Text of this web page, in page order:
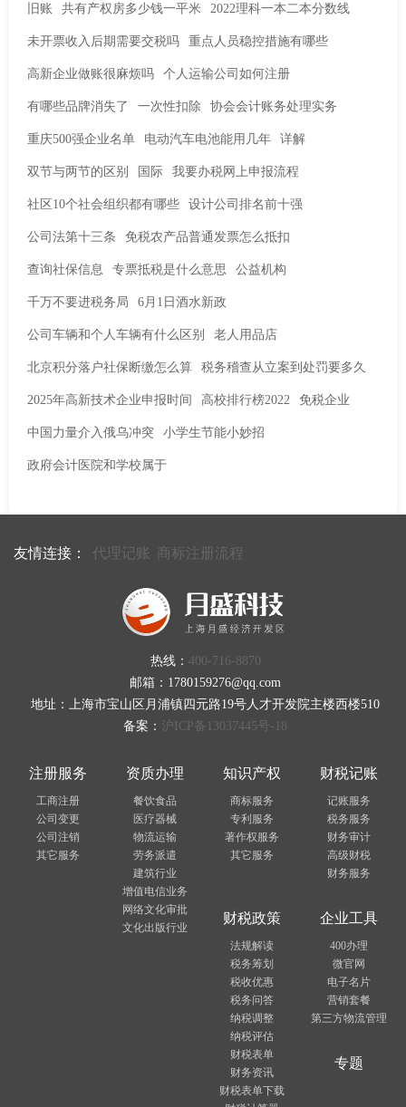
旧账 共有产权房多少钱一平米 2022理科一本二本分数线
未开票收入后期需要交税吗 重点人员稳控措施有哪些
高新企业做账很麻烦吗 个人运输公司如何注册
有哪些品牌消失了 一次性扣除 协会会计账务处理实务
重庆500强企业名单 电动汽车电池能用几年 详解
双节与两节的区别 国际 我要办税网上申报流程
社区10个社会组织都有哪些 设计公司排名前十强
公司法第十三条 免税农产品普通发票怎么抵扣
查询社保信息 专票抵税是什么意思 公益机构
千万不要进税务局 6月1日酒水新政
公司车辆和个人车辆有什么区别 老人用品店
北京积分落户社保断缴怎么算 税务稽查从立案到处罚要多久
2025年高新技术企业申报时间 高校排行榜2022 免税企业
中国力量介入俄乌冲突 小学生节能小妙招
政府会计医院和学校属于
友情连接： 代理记账 商标注册流程
热线： 400-716-8870
邮箱：1780159276@qq.com
地址：上海市宝山区月浦镇四元路19号人才开发院主楼西楼510
备案： 沪ICP备13037445号-18
注册服务
工商注册
公司变更
公司注销
其它服务
资质办理
餐饮食品
医疗器械
物流运输
劳务派遣
建筑行业
增值电信业务
网络文化审批
文化出版行业
知识产权
商标服务
专利服务
著作权服务
其它服务
财税记账
记账服务
税务服务
财务审计
高级财税
财务服务
财税政策
法规解读
税务筹划
税收优惠
税务问答
纳税调整
纳税评估
财税表单
财务资讯
财税表单下载
企业工具
400办理
微官网
电子名片
营销套餐
第三方物流管理
专题